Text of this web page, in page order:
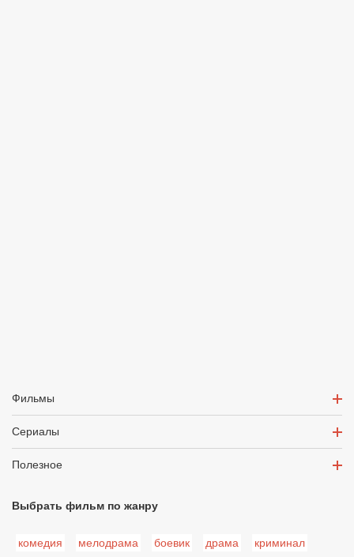
Фильмы
Сериалы
Полезное
Выбрать фильм по жанру
комедия мелодрама боевик драма криминал